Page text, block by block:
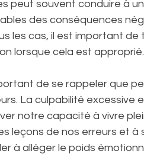
peut souvent conduire à
des conséquences
les cas, il est important de
lorsque cela est approprié.
de se rappeler que
La culpabilité excessive
notre capacité à vivre
leçons de nos erreurs et
à alléger le poids